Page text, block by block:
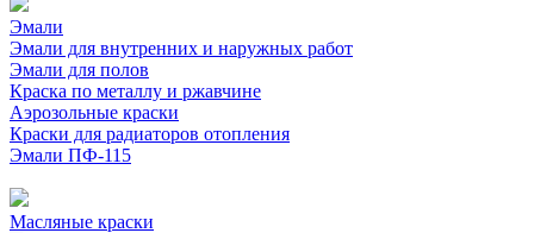
Эмали
Эмали для внутренних и наружных работ
Эмали для полов
Краска по металлу и ржавчине
Аэрозольные краски
Краски для радиаторов отопления
Эмали ПФ-115
Масляные краски